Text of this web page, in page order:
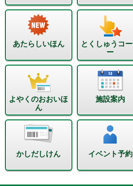
あたらしいほん
とくしゅうコ
ー
よやくのおおいほ
ん
施設案内
かしだしけん イベント予約